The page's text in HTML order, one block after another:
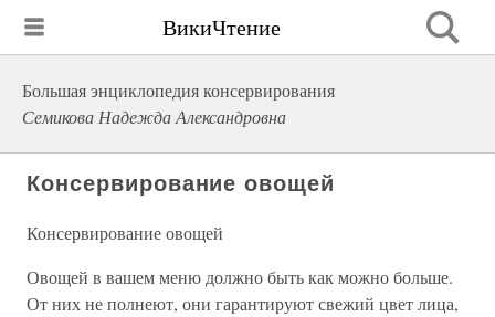
ВикиЧтение
Большая энциклопедия консервирования
Семикова Надежда Александровна
Консервирование овощей
Консервирование овощей
Овощей в вашем меню должно быть как можно больше.
От них не полнеют, они гарантируют свежий цвет лица,